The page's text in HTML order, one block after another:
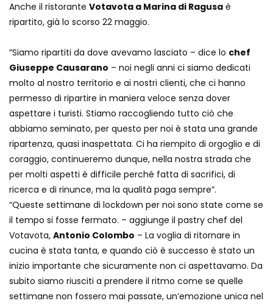
Anche il ristorante Votavota a Marina di Ragusa è
ripartito, già lo scorso 22 maggio.
“Siamo ripartiti da dove avevamo lasciato – dice lo chef
Giuseppe Causarano – noi negli anni ci siamo dedicati
molto al nostro territorio e ai nostri clienti, che ci hanno
permesso di ripartire in maniera veloce senza dover
aspettare i turisti. Stiamo raccogliendo tutto ciò che
abbiamo seminato, per questo per noi è stata una grande
ripartenza, quasi inaspettata. Ci ha riempito di orgoglio e di
coraggio, continueremo dunque, nella nostra strada che
per molti aspetti è difficile perché fatta di sacrifici, di
ricerca e di rinunce, ma la qualità paga sempre”.
“Queste settimane di lockdown per noi sono state come se
il tempo si fosse fermato. – aggiunge il pastry chef del
Votavota, Antonio Colombo – La voglia di ritornare in
cucina è stata tanta, e quando ciò è successo è stato un
inizio importante che sicuramente non ci aspettavamo. Da
subito siamo riusciti a prendere il ritmo come se quelle
settimane non fossero mai passate, un’emozione unica nel